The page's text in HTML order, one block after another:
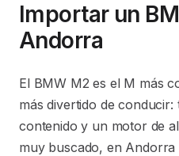
Importar un
Andorra
El BMW M2 es el M más
más divertido de
contenido y un motor de
muy buscado, en Andorra